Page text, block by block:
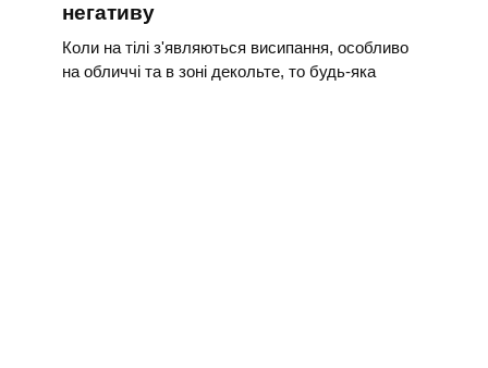
негативу
Коли на тілі з'являються висипання, особливо
на обличчі та в зоні декольте, то будь-яка